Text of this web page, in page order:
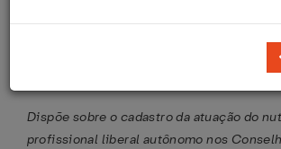
Dispõe sobre o cadastro da atuação do
profissional liberal autônomo nos